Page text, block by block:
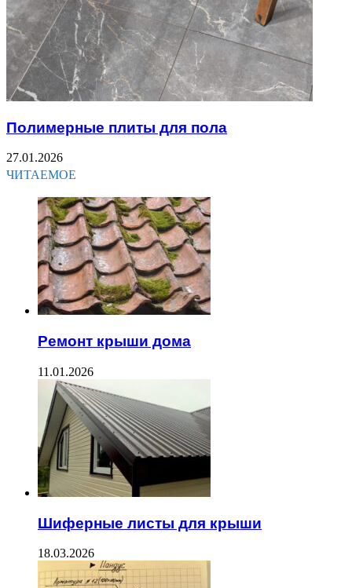
Полимерные плиты для пола
27.01.2026
ЧИТАЕМОЕ
Ремонт крыши дома
11.01.2026
Шиферные листы для крыши
18.03.2026